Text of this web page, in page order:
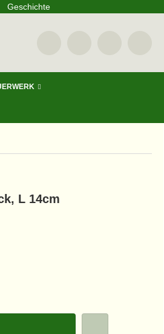
Geschichte
L 14cm